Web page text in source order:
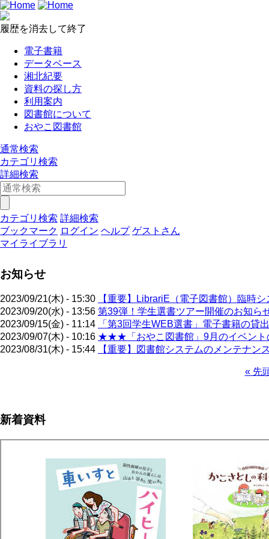
履歴を消去して終了
電子書籍
データベース
湘北紀要
資料の探し方
利用案内
図書館について
おやこ図書館
通常検索
カテゴリ検索
詳細検索
カテゴリ検索 詳細検索
ブックマーク ログイン ヘルプ ゲストさん
マイライブラリ
お知らせ
2023/09/21(木) - 15:30
【重要】LibrariE（電子図書館）臨時
2023/09/20(水) - 13:56 第39弾！学生選書ツアー開催のお知ら
2023/09/15(金) - 11:14
「第3回学生WEB選書」電子書籍の貸
2023/09/07(木) - 10:16 ★★★「おやこ図書館」9月のイベン
2023/08/31(木) - 15:44
【重要】図書館システムのメンテナン
送
先
« 先
新着資料